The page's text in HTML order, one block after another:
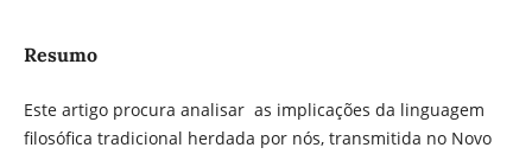
Resumo
Este artigo procura analisar as implicações da linguagem
filosófica tradicional herdada por nós, transmitida no Novo